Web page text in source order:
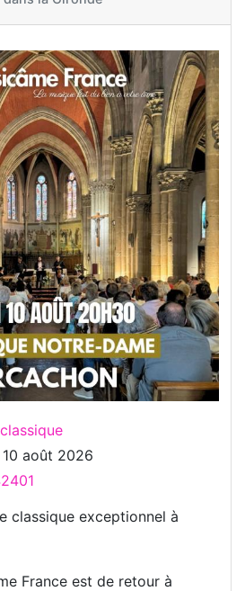
août 2026
classique exceptionnel à
France est de retour à